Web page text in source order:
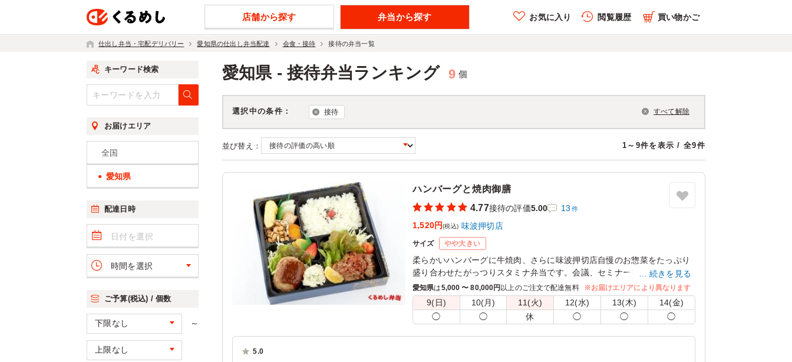
店舗から探す 弁当から探す お気に入り 閲覧履歴 買い物かご
仕出し弁当・宅配デリバリー 愛知県の仕出し弁当配達 会食・接待 接待の弁当一覧
愛知県 - 接待弁当ランキング 9 個
選択中の条件： 接待 すべて解除
並び替え： 1～9件を表示 / 全9件
ハンバーグと焼肉御膳
4.77接待の評価5.00 13 件
1,520円(税込) 味波押切店
サイズ やや大きい
柔らかいハンバーグに牛焼肉、さらに味波押切店自慢のお惣菜をたっぷり
盛り合わせたがっつりスタミナ弁当です。会議、セミナーをはじめ様々な
シーンにご利用頂いております。
続きを見る
愛知県は5,000 〜 80,000円 以上のご注文で配達無料 ※お届けエリアにより異なります
9(日) 10(月) 11(火) 12(水) 13(木) 14(金)
◯ ◯ 休 ◯ ◯ ◯
5.0
キーワード検索
お届けエリア
全国
愛知県
配達日時
時間を選択
ご予算(税込) / 個数
～